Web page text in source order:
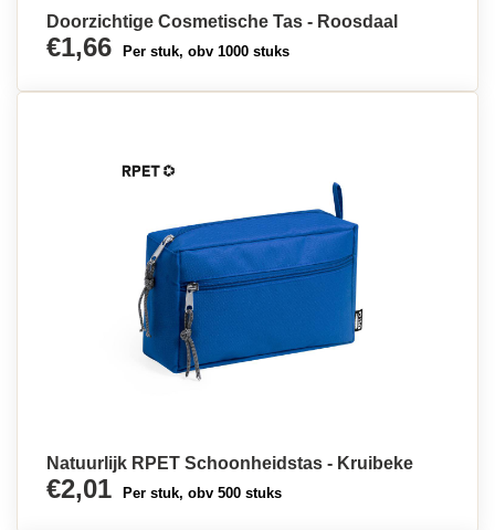
Doorzichtige Cosmetische Tas - Roosdaal
€1,66 Per stuk, obv 1000 stuks
Natuurlijk RPET Schoonheidstas - Kruibeke
€2,01 Per stuk, obv 500 stuks